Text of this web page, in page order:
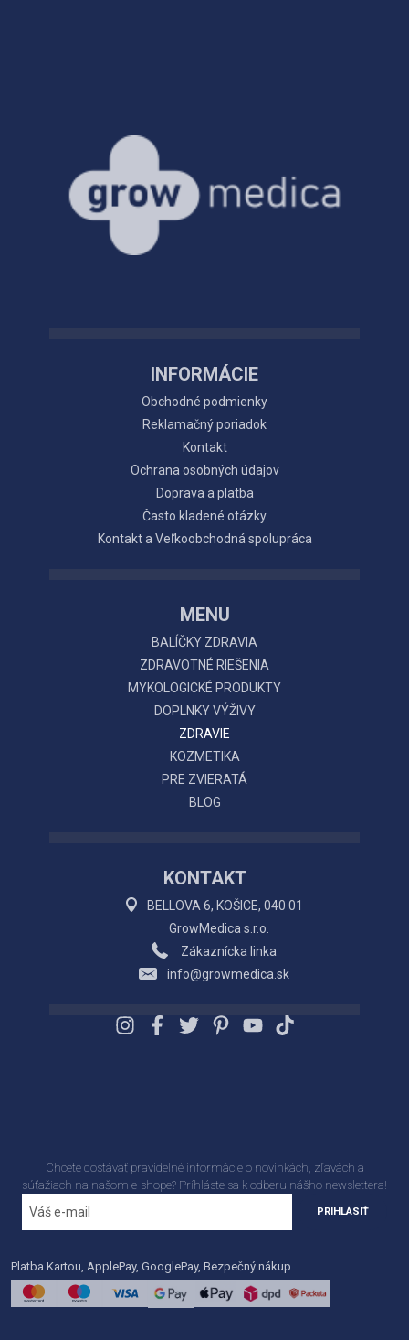
INFORMÁCIE
Obchodné podmienky
Reklamačný poriadok
Kontakt
Ochrana osobných údajov
Doprava a platba
Často kladené otázky
Kontakt a Veľkoobchodná spolupráca
MENU
BALÍČKY ZDRAVIA
ZDRAVOTNÉ RIEŠENIA
MYKOLOGICKÉ PRODUKTY
DOPLNKY VÝŽIVY
ZDRAVIE
KOZMETIKA
PRE ZVIERATÁ
BLOG
KONTAKT
BELLOVA 6, KOŠICE, 040 01
GrowMedica s.r.o.
Zákaznícka linka
info@growmedica.sk
Chcete dostávať pravidelné informácie o novinkách, zľavách a
súťažiach na našom e-shope? Príhláste sa k odberu nášho newslettera!
PRIHLÁSIŤ
Platba Kartou, ApplePay, GooglePay, Bezpečný nákup